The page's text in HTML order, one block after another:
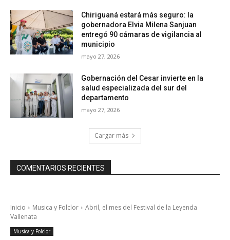
Chiriguaná estará más seguro: la
gobernadora Elvia Milena Sanjuan
entregó 90 cámaras de vigilancia al
municipio
mayo 27, 2026
Gobernación del Cesar invierte en la
salud especializada del sur del
departamento
mayo 27, 2026
Cargar más
COMENTARIOS RECIENTES